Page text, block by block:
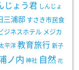
じょう君 しんじょ
三浦邸 すさき市民食
ジネスホテル メジカ
平洋 教育旅行 新子
ノ内 神社 自然 花